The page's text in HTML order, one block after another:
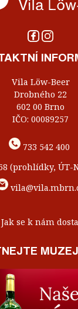
Vila Löw-Beer
Drobného 22
602 00 Brno
IČO: 00089257
733 542 400
(prohlídky, ÚT-
Jak se k nám